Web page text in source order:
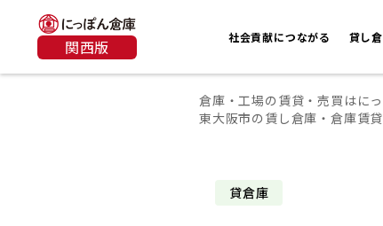
関西版 社会貢献につながる 貸し
倉庫・工場の賃貸・売買はに
東大阪市の賃し倉庫・倉庫賃
貸倉庫